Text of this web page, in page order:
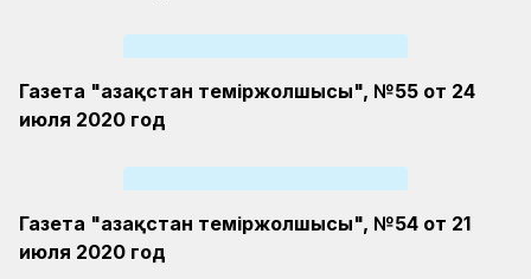
Газета "Қазақстан теміржолшысы", №55 от 24
июля 2020 год
Газета "Қазақстан теміржолшысы", №54 от 21
июля 2020 год